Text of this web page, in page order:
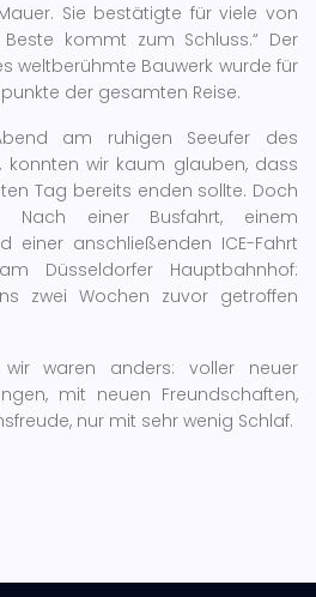
Sie bestätigte für viele von
kommt zum Schluss.“ Der
weltberühmte Bauwerk wurde für
der gesamten Reise.
am ruhigen Seeufer des
konnten wir kaum glauben, dass
Tag bereits enden sollte. Doch
einer Busfahrt, einem
einer anschließenden ICE-Fahrt
Düsseldorfer Hauptbahnhof:
zwei Wochen zuvor getroffen
waren anders: voller neuer
mit neuen Freundschaften,
nur mit sehr wenig Schlaf.